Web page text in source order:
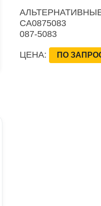
CA0875083
087-5083
ЦЕНА: ПО